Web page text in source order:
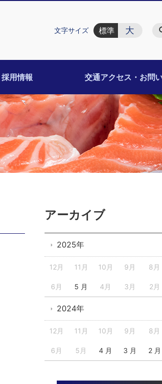
採用情報 交通アクセス・お問
文字サイズ 標準 大
アーカイブ
2025年
12月 11月 10月 9月 8月
6月 5 月 4月 3月 2月
2024年
12月 11月 10月 9月 8月
6月 5月 4 月 3 月 2 月